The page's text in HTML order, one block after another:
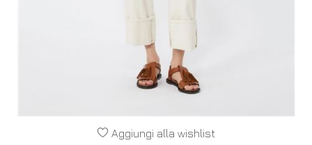
Aggiungi alla wishlist